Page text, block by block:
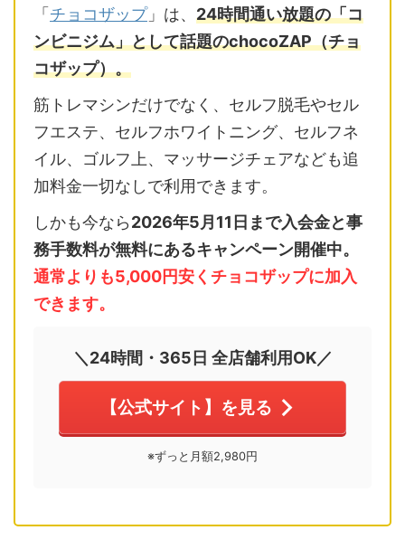
「 チョコザップ」は、 24時間通い放題の「コ
ンビニジム」として話題のchocoZAP（チョ
コザップ）。
筋トレマシンだけでなく、セルフ脱毛やセル
フエステ、セルフホワイトニング、セルフネ
イル、ゴルフ上、マッサージチェアなども追
加料金一切なしで利用できます。
しかも今なら2026年5月11日まで入会金と事
務手数料が無料にあるキャンペーン開催中。
通常よりも5,000円安くチョコザップに加入
できます。
＼24時間・365日 全店舗利用OK／
【公式サイト】を見る
※ずっと月額2,980円